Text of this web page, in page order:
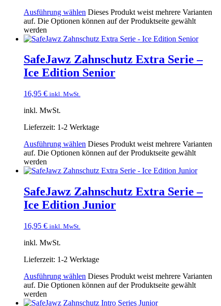
Ausführung wählen Dieses Produkt weist mehrere Varianten
auf. Die Optionen können auf der Produktseite gewählt
werden
SafeJawz Zahnschutz Extra Serie –
Ice Edition Senior
16,95 € inkl. MwSt.
inkl. MwSt.
Lieferzeit: 1-2 Werktage
Ausführung wählen Dieses Produkt weist mehrere Varianten
auf. Die Optionen können auf der Produktseite gewählt
werden
SafeJawz Zahnschutz Extra Serie –
Ice Edition Junior
16,95 € inkl. MwSt.
inkl. MwSt.
Lieferzeit: 1-2 Werktage
Ausführung wählen Dieses Produkt weist mehrere Varianten
auf. Die Optionen können auf der Produktseite gewählt
werden